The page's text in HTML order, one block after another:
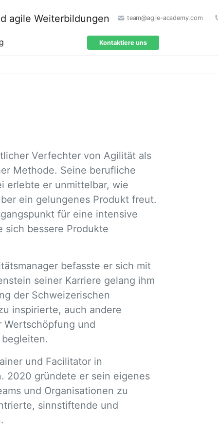
team@agile-academy.com
Kontaktiere uns
Verfechter von Agilität als
Methode. Seine berufliche
erlebte er unmittelbar, wie
ein gelungenes Produkt freut.
für eine intensive
sich bessere Produkte
befasste er sich mit
seiner Karriere gelang ihm
der Schweizerischen
inspirierte, auch andere
Wertschöpfung und
und Facilitator in
2020 gründete er sein eigenes
und Organisationen zu
sinnstiftende und